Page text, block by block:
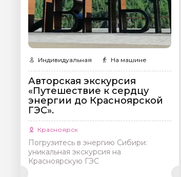
Индивидуальная На машине
Авторская экскурсия
«Путешествие к сердцу
энергии до Красноярской
ГЭС».
Красноярск
Погрузитесь в энергию Сибири:
уникальная экскурсия на
Красноярскую ГЭС